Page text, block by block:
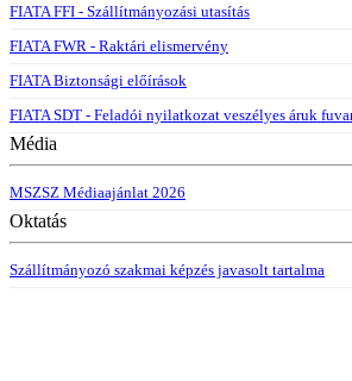
FIATA FFI - Szállítmányozási utasítás
FIATA FWR - Raktári elismervény
FIATA Biztonsági előírások
FIATA SDT - Feladói nyilatkozat veszélyes áruk
Média
MSZSZ Médiaajánlat 2026
Oktatás
Szállítmányozó szakmai képzés javasolt tartalma